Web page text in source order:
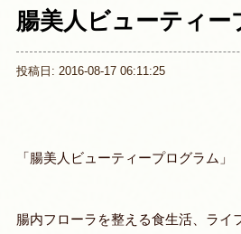
腸美人ビューティー
投稿日: 2016-08-17 06:11:25
「腸美人ビューティープログラム」
腸内フローラを整える食生活、ライ